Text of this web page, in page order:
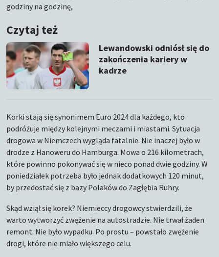
godziny na godzinę,
Czytaj też
Lewandowski odniósł się do
zakończenia kariery w
kadrze
Korki stają się synonimem Euro 2024 dla każdego, kto
podróżuje między kolejnymi meczami i miastami. Sytuacja
drogowa w Niemczech wygląda fatalnie. Nie inaczej było w
drodze z Hanoweru do Hamburga. Mowa o 216 kilometrach,
które powinno pokonywać się w nieco ponad dwie godziny. W
poniedziałek potrzeba było jednak dodatkowych 120 minut,
by przedostać się z bazy Polaków do Zagłębia Ruhry.
Skąd wziął się korek? Niemieccy drogowcy stwierdzili, że
warto wytworzyć zwężenie na autostradzie. Nie trwał żaden
remont. Nie było wypadku. Po prostu – powstało zwężenie
drogi, które nie miało większego celu.